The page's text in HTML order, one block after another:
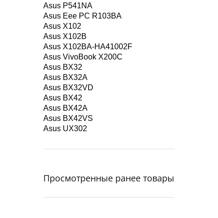
Asus P541NA
Asus Eee PC R103BA
Asus X102
Asus X102B
Asus X102BA-HA41002F
Asus VivoBook X200C
Asus BX32
Asus BX32A
Asus BX32VD
Asus BX42
Asus BX42A
Asus BX42VS
Asus UX302
Просмотренные ранее товары